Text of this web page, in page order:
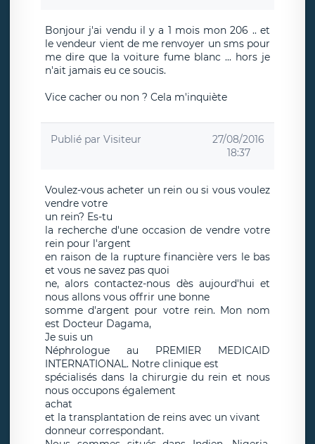
Bonjour j'ai vendu il y a 1 mois mon 206 .. et
le vendeur vient de me renvoyer un sms pour
me dire que la voiture fume blanc ... hors je
n'ait jamais eu ce soucis.
Vice cacher ou non ? Cela m'inquiète
Publié par Visiteur
27/08/2016
18:37
Voulez-vous acheter un rein ou si vous voulez
vendre votre
un rein? Es-tu
la recherche d'une occasion de vendre votre
rein pour l'argent
en raison de la rupture financière vers le bas
et vous ne savez pas quoi
ne, alors contactez-nous dès aujourd'hui et
nous allons vous offrir une bonne
somme d'argent pour votre rein. Mon nom
est Docteur Dagama,
Je suis un
Néphrologue au PREMIER MEDICAID
INTERNATIONAL. Notre clinique est
spécialisés dans la chirurgie du rein et nous
nous occupons également
achat
et la transplantation de reins avec un vivant
donneur correspondant.